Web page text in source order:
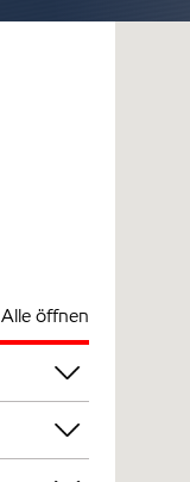
Alle öffnen